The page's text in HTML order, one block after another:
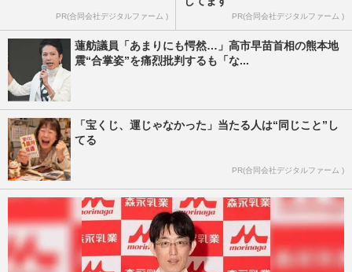
PR(合同会社デジタルファーム ) PR(合同会社デジタルファーム )
蓮舫議員「あまりにも愕然…」高市早苗首相の熊本地
震“合掌姿”を痛烈批判するも「な...
「宝くじ、運じゃなかった」当たる人は“同じこと”し
てる
PR(合同会社デジタルファーム )